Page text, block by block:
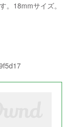
。18mmサイズ。